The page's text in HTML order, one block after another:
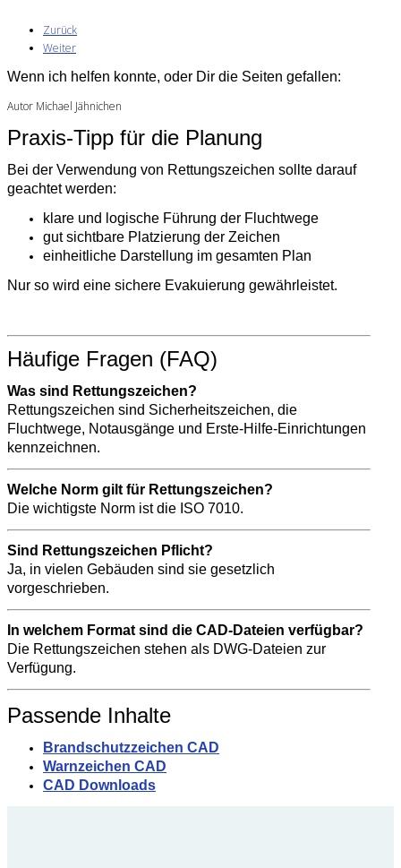
Zurück
Weiter
Wenn ich helfen konnte, oder Dir die Seiten gefallen:
Autor Michael Jähnichen
Praxis-Tipp für die Planung
Bei der Verwendung von Rettungszeichen sollte darauf
geachtet werden:
klare und logische Führung der Fluchtwege
gut sichtbare Platzierung der Zeichen
einheitliche Darstellung im gesamten Plan
Nur so wird eine sichere Evakuierung gewährleistet.
Häufige Fragen (FAQ)
Was sind Rettungszeichen?
Rettungszeichen sind Sicherheitszeichen, die
Fluchtwege, Notausgänge und Erste-Hilfe-Einrichtungen
kennzeichnen.
Welche Norm gilt für Rettungszeichen?
Die wichtigste Norm ist die ISO 7010.
Sind Rettungszeichen Pflicht?
Ja, in vielen Gebäuden sind sie gesetzlich
vorgeschrieben.
In welchem Format sind die CAD-Dateien verfügbar?
Die Rettungszeichen stehen als DWG-Dateien zur
Verfügung.
Passende Inhalte
Brandschutzzeichen CAD
Warnzeichen CAD
CAD Downloads